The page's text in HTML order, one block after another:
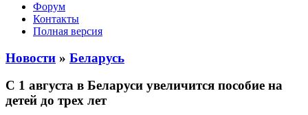
Форум
Контакты
Полная версия
Новости » Беларусь
С 1 августа в Беларуси увеличится пособие на
детей до трех лет